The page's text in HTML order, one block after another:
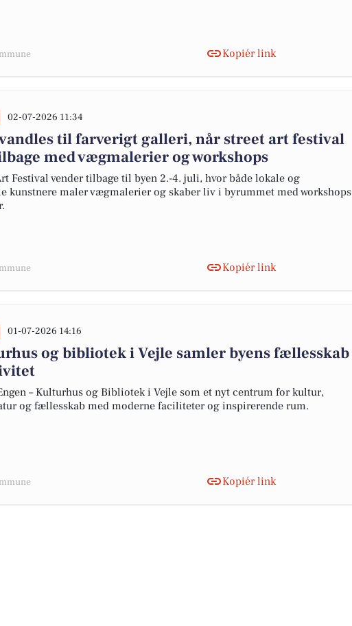
Kopiér link
02-07-2026 11:34
til farverigt galleri, når street art festival
med vægmalerier og workshops
Festival vender tilbage til byen 2.-4. juli, hvor både lokale og
kunstnere maler vægmalerier og skaber liv i byrummet med workshops
Kopiér link
01-07-2026 14:16
og bibliotek i Vejle samler byens fællesskab
– Kulturhus og Bibliotek i Vejle som et nyt centrum for kultur,
og fællesskab med moderne faciliteter og inspirerende rum.
Kopiér link